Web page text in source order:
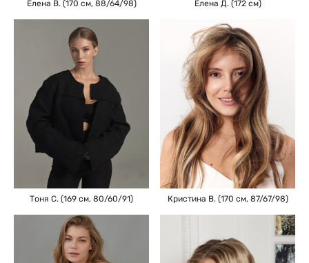
Елена В. (170 см, 88/64/98) Елена Д. (172 см)
Тоня С. (169 см, 80/60/91) Кристина В. (170 см, 87/67/98)